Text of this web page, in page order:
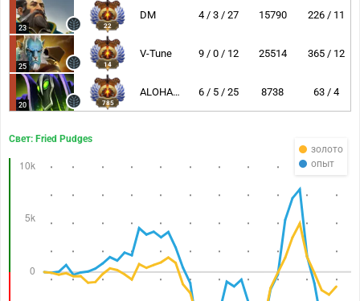
23 22
DM 4 / 3 / 27 15790 226 / 11
25 14
V-Tune 9 / 0 / 12 25514 365 / 12
20 785
ALOHADANCE 6 / 5 / 25 8738 63 / 4
золото
опыт
Свет: Fried Pudges